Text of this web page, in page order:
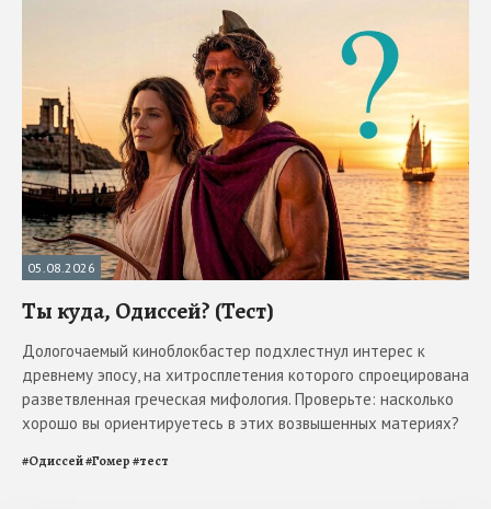
05.08.2026
Ты куда, Одиссей? (Тест)
Дологочаемый киноблокбастер подхлестнул интерес к
древнему эпосу, на хитросплетения которого спроецирована
разветвленная греческая мифология. Проверьте: насколько
хорошо вы ориентируетесь в этих возвышенных материях?
#Одиссей#Гомер#тест